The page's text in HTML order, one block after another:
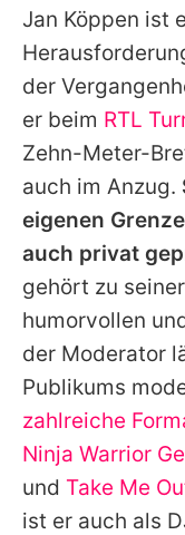
Jan Köppen ist
der
er beim RTL
Zehn-Meter-
auch im Anzug.
eigenen
auch privat
gehört zu
humorvollen
der Moderator
Publikums
zahlreiche
Ninja Warrior
und Take Me
ist er auch als